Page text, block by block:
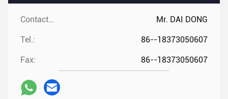
Contactpersonen: Mr. DAI DONG
Tel.: 86--18373050607
Fax: 86--18373050607